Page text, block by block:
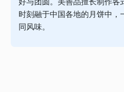
时刻融于中国各地的月饼中，
同风味。